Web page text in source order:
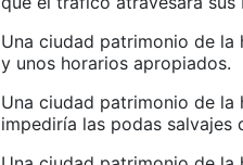
Una ciudad patrimonio de la
y unos horarios apropiados.
Una ciudad patrimonio de la
impediría las podas salvajes